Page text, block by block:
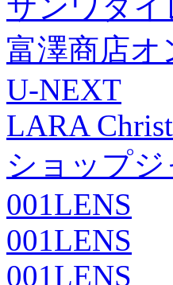
富澤商店
U-NEXT
LARA
ショップジ
001LENS
001LENS
001LENS